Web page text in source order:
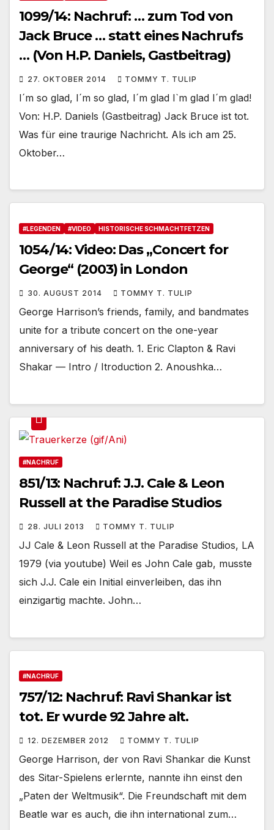
1099/14: Nachruf: … zum Tod von
Jack Bruce … statt eines Nachrufs
… (Von H.P. Daniels, Gastbeitrag)
27. OKTOBER 2014 TOMMY T. TULIP
I´m so glad, I´m so glad, I´m glad I`m glad I´m glad!
Von: H.P. Daniels (Gastbeitrag) Jack Bruce ist tot.
Was für eine traurige Nachricht. Als ich am 25.
Oktober…
#LEGENDEN #VIDEO HISTORISCHE SCHMACHTFETZEN
1054/14: Video: Das „Concert for
George“ (2003) in London
30. AUGUST 2014 TOMMY T. TULIP
George Harrison’s friends, family, and bandmates
unite for a tribute concert on the one-year
anniversary of his death. 1. Eric Clapton & Ravi
Shakar — Intro / Itroduction 2. Anoushka…
#NACHRUF
851/13: Nachruf: J.J. Cale & Leon
Russell at the Paradise Studios
28. JULI 2013 TOMMY T. TULIP
JJ Cale & Leon Russell at the Paradise Studios, LA
1979 (via youtube) Weil es John Cale gab, musste
sich J.J. Cale ein Initial einverleiben, das ihn
einzigartig machte. John…
#NACHRUF
757/12: Nachruf: Ravi Shankar ist
tot. Er wurde 92 Jahre alt.
12. DEZEMBER 2012 TOMMY T. TULIP
George Harrison, der von Ravi Shankar die Kunst
des Sitar-Spielens erlernte, nannte ihn einst den
„Paten der Weltmusik“. Die Freundschaft mit dem
Beatle war es auch, die ihn international zum…